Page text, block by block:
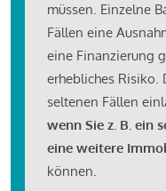
müssen. Einzelne
Fällen eine
eine Finanzierung
erhebliches Risiko.
seltenen Fällen
wenn Sie z. B. ein
eine weitere
können.